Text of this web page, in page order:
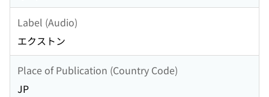
Label (Audio)
エクストン
Place of Publication (Country Code)
JP